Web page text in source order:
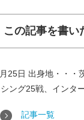
この記事を書い
25日 出身地・・・
ング25戦、インタ
記事一覧